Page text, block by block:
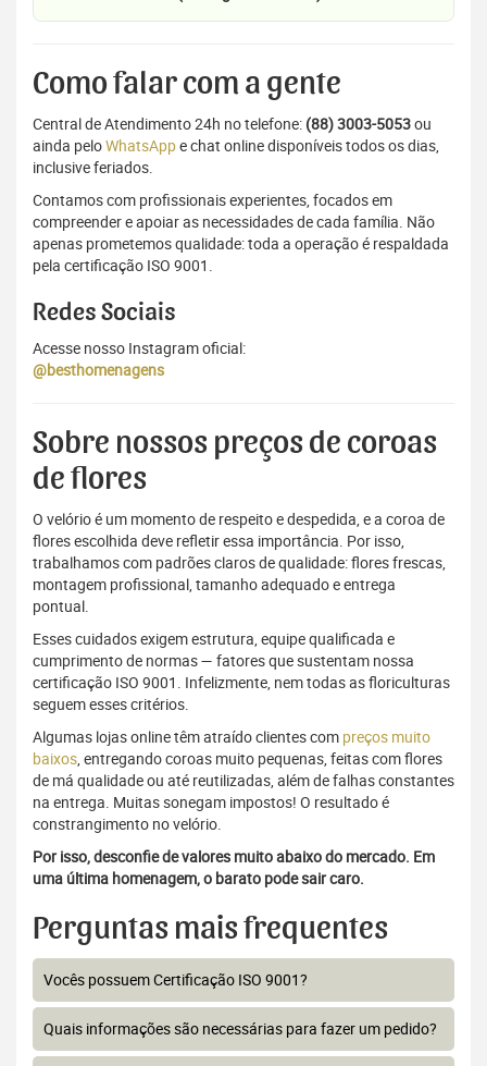
Como falar com a gente
Central de Atendimento 24h no telefone: (88) 3003-5053ou
ainda peloWhatsAppe chat online disponíveis todos os dias,
inclusive feriados.
Contamos com profissionais experientes, focados em
compreender e apoiar as necessidades de cada família. Não
apenas prometemos qualidade: toda a operação é respaldada
pela certificação ISO 9001.
Redes Sociais
Acesse nosso Instagram oficial:
@besthomenagens
Sobre nossos preços de coroas
de flores
O velório é um momento de respeito e despedida, e a coroa de
flores escolhida deve refletir essa importância. Por isso,
trabalhamos com padrões claros de qualidade: flores frescas,
montagem profissional, tamanho adequado e entrega
pontual.
Esses cuidados exigem estrutura, equipe qualificada e
cumprimento de normas — fatores que sustentam nossa
certificação ISO 9001. Infelizmente, nem todas as floriculturas
seguem esses critérios.
Algumas lojas online têm atraído clientes com preços muito
baixos, entregando coroas muito pequenas, feitas com flores
de má qualidade ou até reutilizadas, além de falhas constantes
na entrega. Muitas sonegam impostos! O resultado é
constrangimento no velório.
Por isso, desconfie de valores muito abaixo do mercado. Em
uma última homenagem, o barato pode sair caro.
Perguntas mais frequentes
Vocês possuem Certificação ISO 9001?
Quais informações são necessárias para fazer um pedido?